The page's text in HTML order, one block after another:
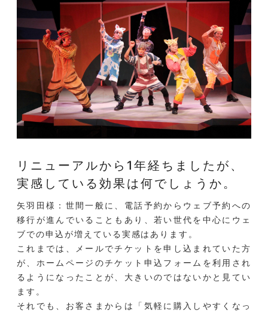
リニューアルから1年経ちましたが、
実感している効果は何でしょうか。
矢羽田様：世間一般に、電話予約からウェブ予約への
移行が進んでいることもあり、若い世代を中心にウェ
ブでの申込が増えている実感はあります。
これまでは、メールでチケットを申し込まれていた方
が、ホームページのチケット申込フォームを利用され
るようになったことが、大きいのではないかと見てい
ます。
それでも、お客さまからは「気軽に購入しやすくなっ